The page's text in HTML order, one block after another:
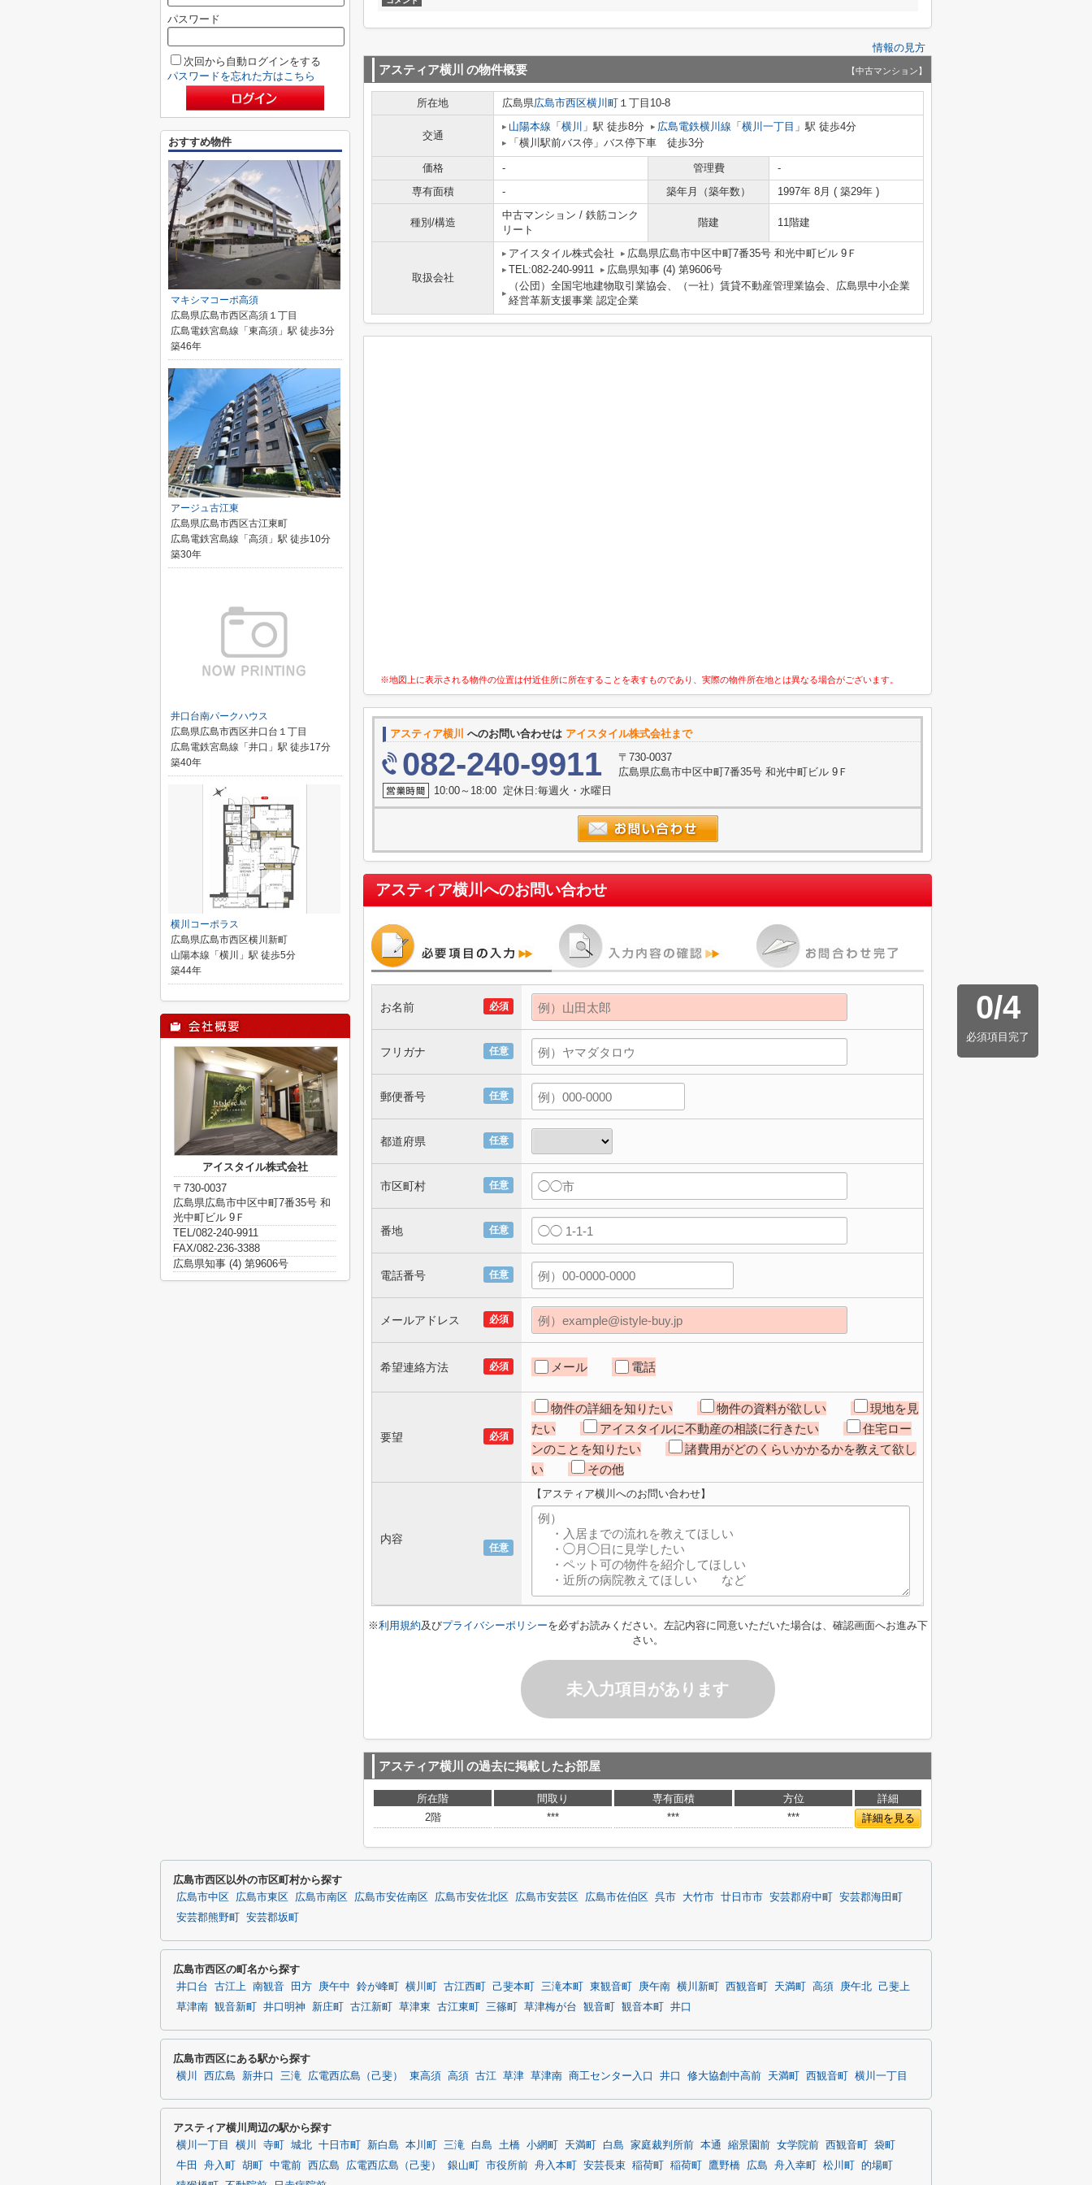
情報の見方
アスティア横川 の物件概要 【中古マンション】
所在地 広島県広島市西区横川町 １丁目10-8
交通
山陽本線 「 横川 」駅 徒歩8分 広島電鉄横川線 「 横川一丁目 」駅 徒歩4分
「横川駅前バス停」バス停下車 徒歩3分
価格 - 管理費
-
専有面積
- 築年月（築年数） 1997年 8月 ( 築29年 )
種別/構造
中古マンション / 鉄筋コンク
リート
階建 11階建
取扱会社
アイスタイル株式会社
広島県広島市中区中町7番35号 和光中町ビル 9Ｆ
TEL:082-240-9911
広島県知事 (4) 第9606号
（公団）全国宅地建物取引業協会、（一社）賃貸不動産管理業協会、広島県中小企業
経営革新支援事業 認定企業
※地図上に表示される物件の位置は付近住所に所在することを表すものであり、実際の物件所在地とは異なる場合がございます。
アスティア横川 へのお問い合わせは アイスタイル株式会社まで
082-240-9911
〒730-0037
広島県広島市中区中町7番35号 和光中町ビル 9Ｆ
10:00～18:00 定休日:毎週火・水曜日
アスティア横川 へのお問い合わせ
0/4
必須項目完了
必須
お名前
任意
フリガナ
任意
郵便番号
任意
都道府県
任意
市区町村
任意
番地
任意
電話番号
必須
メールアドレス
必須
希望連絡方法 メール 電話
必須
要望
物件の詳細を知りたい 物件の資料が欲しい
現地を見
たい
アイスタイルに不動産の相談に行きたい
住宅ロー
ンのことを知りたい
諸費用がどのくらいかかるかを教えて欲し
い
その他
任意
内容
【アスティア横川へのお問い合わせ】
※利用規約及びプライバシーポリシーを必ずお読みください。左記内容に同意いただいた場合は、確認画面へお進み下
さい。
未入力項目があります
アスティア横川 の過去に掲載したお部屋
所在階 間取り 専有面積 方位
詳細
2階
*** *** *** 詳細を見る
パスワード
次回から自動ログインをする
パスワードを忘れた方はこちら
おすすめ物件
マキシマコーポ高須
広島県広島市西区高須１丁目
広島電鉄宮島線「東高須」駅 徒歩3分
築46年
アージュ古江東
広島県広島市西区古江東町
広島電鉄宮島線「高須」駅 徒歩10分
築30年
井口台南パークハウス
広島県広島市西区井口台１丁目
広島電鉄宮島線「井口」駅 徒歩17分
築40年
横川コーポラス
広島県広島市西区横川新町
山陽本線「横川」駅 徒歩5分
築44年
アイスタイル株式会社
〒730-0037
広島県広島市中区中町7番35号 和
光中町ビル 9Ｆ
TEL/082-240-9911
FAX/082-236-3388
広島県知事 (4) 第9606号
広島市西区以外の市区町村から探す
広島市中区 広島市東区 広島市南区 広島市安佐南区 広島市安佐北区 広島市安芸区 広島市佐伯区 呉市 大竹市 廿日市市 安芸郡府中町
安芸郡海田町
安芸郡熊野町
安芸郡坂町
広島市西区の町名から探す
井口台 古江上 南観音 田方 庚午中 鈴が峰町 横川町 古江西町 己斐本町 三滝本町 東観音町 庚午南 横川新町 西観音町 天満町 高須 庚午北
己斐上
草津南 観音新町 井口明神 新庄町 古江新町 草津東 古江東町 三篠町 草津梅が台 観音町 観音本町 井口
広島市西区にある駅から探す
横川 西広島 新井口 三滝 広電西広島（己斐） 東高須 高須 古江 草津 草津南 商工センター入口 井口 修大協創中高前 天満町 西観音町 横川一丁目
アスティア横川周辺の駅から探す
横川一丁目 横川 寺町 城北 十日市町 新白島 本川町 三滝 白島 土橋 小網町 天満町 白島 家庭裁判所前 本通 縮景園前 女学院前 西観音町
袋町
牛田
舟入町 胡町 中電前 西広島 広電西広島（己斐） 銀山町 市役所前 舟入本町 安芸長束 稲荷町 稲荷町 鷹野橋 広島 舟入幸町 松川町
的場町